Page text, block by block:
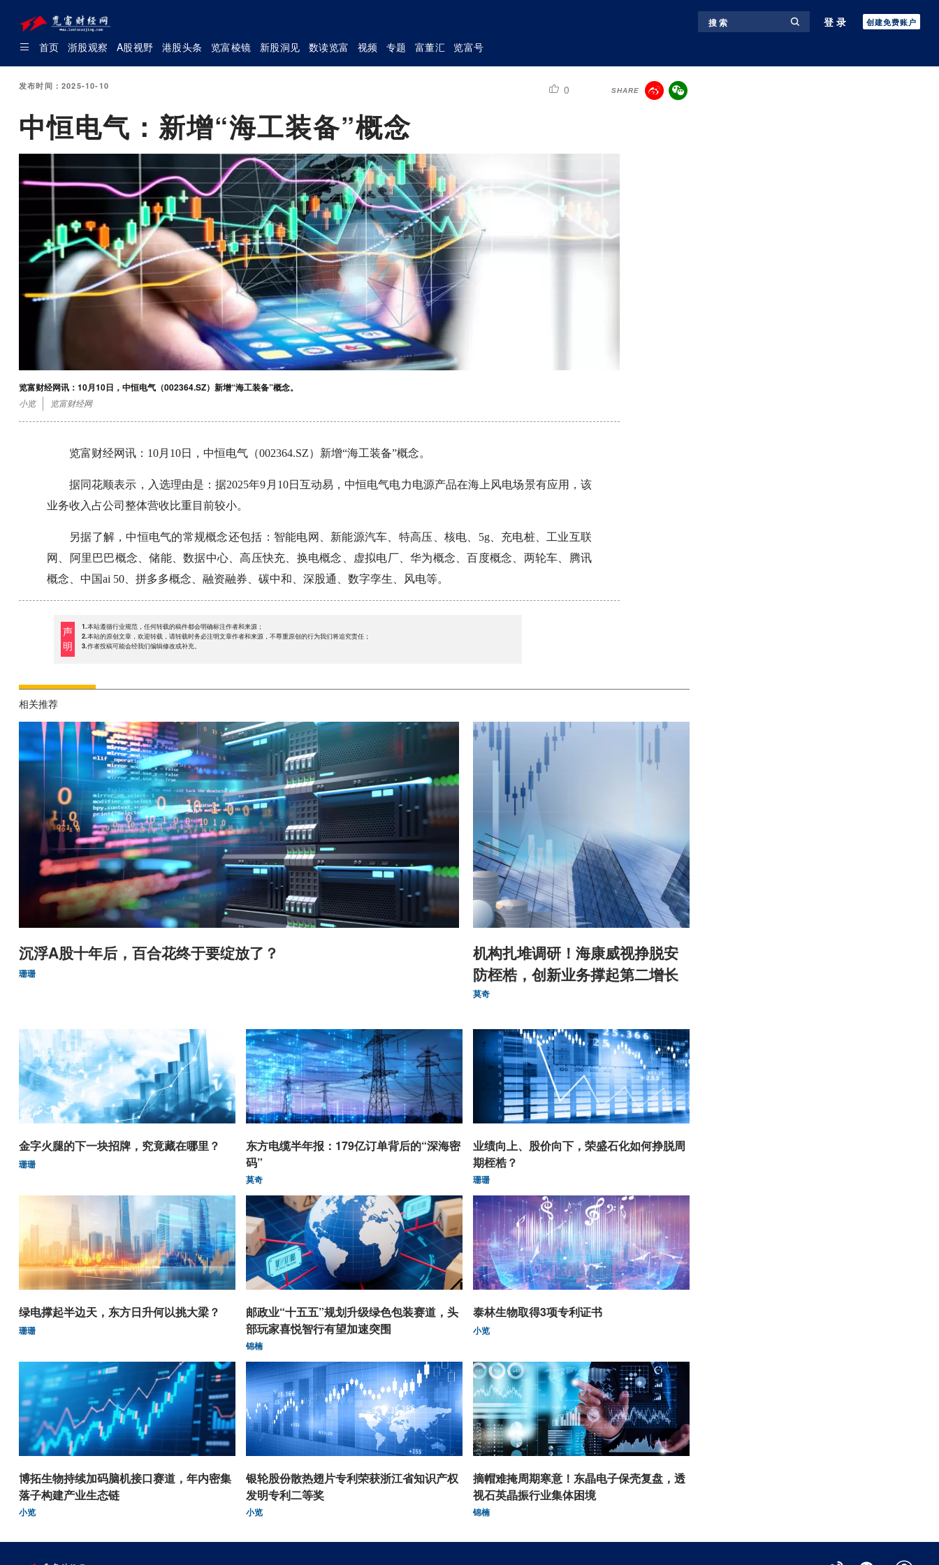
搜 索 登录 创建免费账户
首页 浙股观察 A股视野 港股头条 览富棱镜 新股洞见 数读览富 视频 专题 富董汇 览富号
发布时间：2025-10-10 0 SHARE
中恒电气：新增“海工装备”概念
览富财经网讯：10月10日，中恒电气（002364.SZ）新增“海工装备”概念。
小览 览富财经网
览富财经网讯：10月10日，中恒电气（002364.SZ）新增“海工装备”概念。
据同花顺表示，入选理由是：据2025年9月10日互动易，中恒电气电力电源产品在海上风电场景有应用，该
业务收入占公司整体营收比重目前较小。
另据了解，中恒电气的常规概念还包括：智能电网、新能源汽车、特高压、核电、5g、充电桩、工业互联
网、阿里巴巴概念、储能、数据中心、高压快充、换电概念、虚拟电厂、华为概念、百度概念、两轮车、腾讯
概念、中国ai 50、拼多多概念、融资融券、碳中和、深股通、数字孪生、风电等。
声
明
1.本站遵循行业规范，任何转载的稿件都会明确标注作者和来源；
2.本站的原创文章，欢迎转载，请转载时务必注明文章作者和来源，不尊重原创的行为我们将追究责任；
3.作者投稿可能会经我们编辑修改或补充。
相关推荐
沉浮A股十年后，百合花终于要绽放了？
珊珊
机构扎堆调研！海康威视挣脱安
防桎梏，创新业务撑起第二增长
曲线
莫奇
金字火腿的下一块招牌，究竟藏在哪里？
珊珊
东方电缆半年报：179亿订单背后的“深海密
码”
莫奇
业绩向上、股价向下，荣盛石化如何挣脱周
期桎梏？
珊珊
绿电撑起半边天，东方日升何以挑大梁？
珊珊
邮政业“十五五”规划升级绿色包装赛道，头
部玩家喜悦智行有望加速突围
锦楠
泰林生物取得3项专利证书
小览
博拓生物持续加码脑机接口赛道，年内密集
落子构建产业生态链
小览
银轮股份散热翅片专利荣获浙江省知识产权
发明专利二等奖
小览
摘帽难掩周期寒意！东晶电子保壳复盘，透
视石英晶振行业集体困境
锦楠